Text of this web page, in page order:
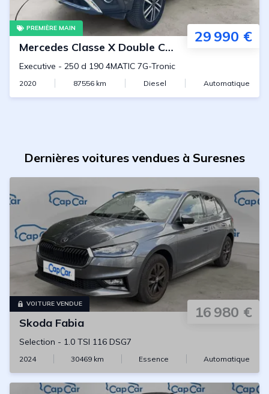
PREMIÈRE MAIN 29 990 €
Mercedes Classe X Double Cabine
Executive - 250 d 190 4MATIC 7G-Tronic
2020 87556 km Diesel Automatique
Dernières voitures vendues à Suresnes
VOITURE VENDUE 16 980 €
Skoda Fabia
Selection - 1.0 TSI 116 DSG7
2024 30469 km Essence Automatique